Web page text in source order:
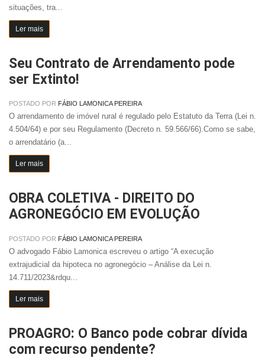
situações, tra...
Ler mais
Seu Contrato de Arrendamento pode
ser Extinto!
POSTADO POR FÁBIO LAMONICA PEREIRA
O arrendamento de imóvel rural é regulado pelo Estatuto da Terra (Lei n.
4.504/64) e por seu Regulamento (Decreto n. 59.566/66).Como se sabe,
o arrendatário (a...
Ler mais
OBRA COLETIVA - DIREITO DO
AGRONEGÓCIO EM EVOLUÇÃO
POSTADO POR FÁBIO LAMONICA PEREIRA
O advogado Fábio Lamonica escreveu o artigo “A execução
extrajudicial da hipoteca no agronegócio – Análise da Lei n.
14.711/2023&rdqu...
Ler mais
PROAGRO: O Banco pode cobrar dívida
com recurso pendente?